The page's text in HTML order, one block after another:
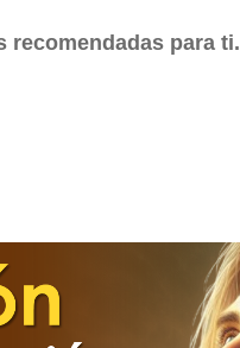
recomendadas para ti.